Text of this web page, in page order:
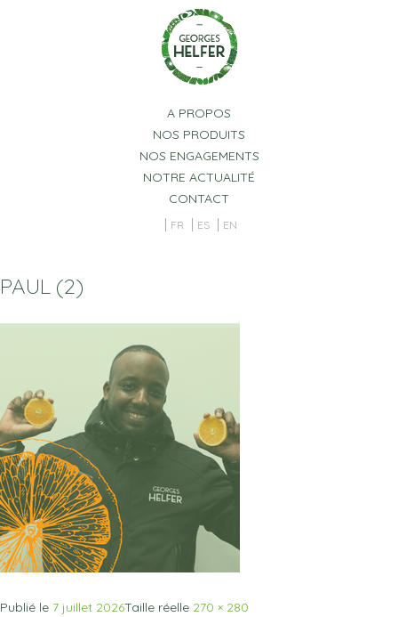
A PROPOS
NOS PRODUITS
NOS ENGAGEMENTS
NOTRE ACTUALITÉ
CONTACT
FR ES EN
PAUL (2)
Publié le 7 juillet 2026Taille réelle 270 × 280
Panneau de gestion des cookies